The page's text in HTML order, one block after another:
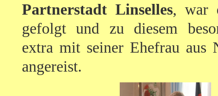
Partnerstadt Linselles, war
gefolgt und zu diesem
extra mit seiner Ehefrau aus
angereist.